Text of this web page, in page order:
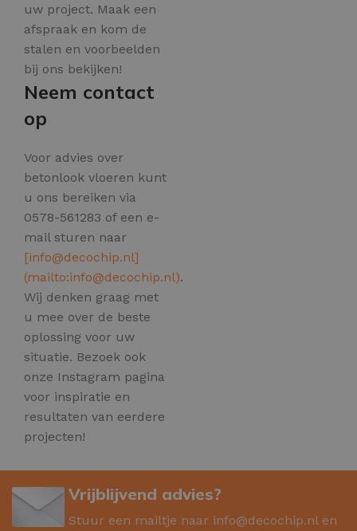
uw project. Maak een
afspraak en kom de
stalen en voorbeelden
bij ons bekijken!
Neem contact
op
Voor advies over
betonlook vloeren kunt
u ons bereiken via
0578-561283 of een e-
mail sturen naar
[info@decochip.nl]
(mailto:info@decochip.nl).
Wij denken graag met
u mee over de beste
oplossing voor uw
situatie. Bezoek ook
onze Instagram pagina
voor inspiratie en
resultaten van eerdere
projecten!
Vrijblijvend advies?
Stuur een mailtje naar info@decochip.nl en